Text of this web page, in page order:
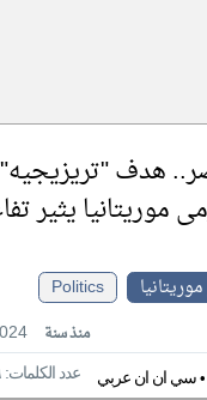
هدف
موريتانيا يثير
Politics
منذ سنة
سي ان ان عربي• عدد الكلمات: ١٠٩ ميديا: ٥